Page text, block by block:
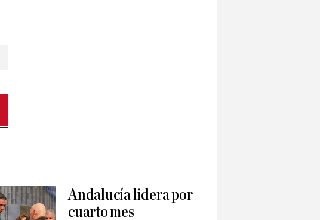
Andalucía lidera por
cuarto mes